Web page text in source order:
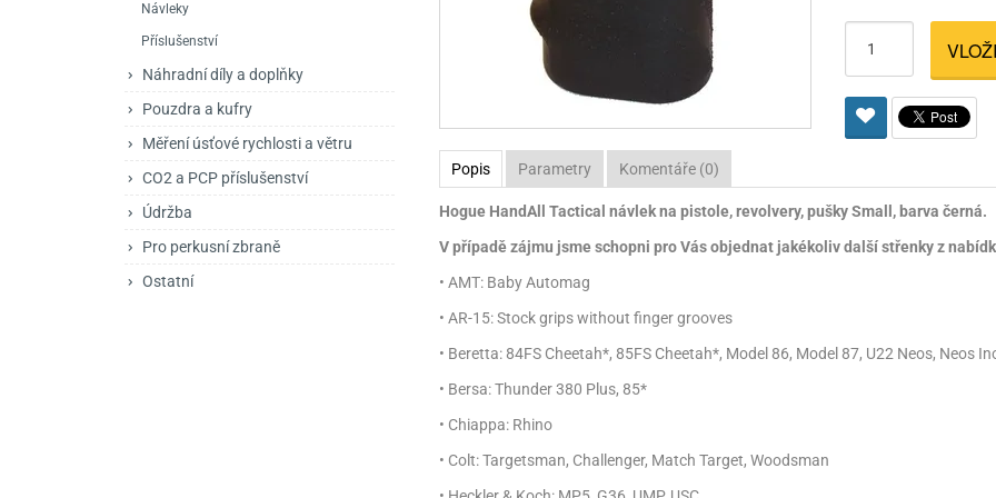
Příslušenství pro zbraně na ZP
Brokovnice samonabíjecí
Pistole samonabíjecí
Luky
Kuše
Obranné spreje
Pro lištu weaver a picatinny
Adaptéry
Pro lištu 15 - 17 mm
Pistolové a revolverové náboje
Malorážkové náboje
Pro perkusní zbraně
Návleky
Příslušenství
Náhradní díly a doplňky
Pouzdra a kufry
Měření úsťové rychlosti a větru
CO2 a PCP příslušenství
Údržba
Pro perkusní zbraně
Ostatní
Popis Parametry Komentáře (0)
Hogue HandAll Tactical návlek na pistole, revolvery, pušky Small, barva černá.
V případě zájmu jsme schopni pro Vás objednat jakékoliv další střenky z
• AMT: Baby Automag
• AR-15: Stock grips without finger grooves
• Beretta: 84FS Cheetah*, 85FS Cheetah*, Model 86, Model 87, U22 Neos, Neos
• Bersa: Thunder 380 Plus, 85*
• Chiappa: Rhino
• Colt: Targetsman, Challenger, Match Target, Woodsman